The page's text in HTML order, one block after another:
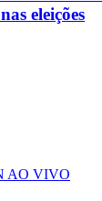
eleições
AO VIVO